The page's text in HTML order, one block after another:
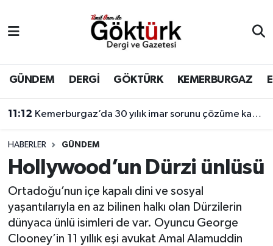
GÜNDEM DERGİ GÖKTÜRK KEMERBURGAZ
11:12 Kemerburgaz’da 30 yılık imar sorunu çözüme kavuşuyor
HABERLER GÜNDEM
Hollywood’un Dürzi ünlüsü
Ortadoğu’nun içe kapalı dini ve sosyal
yaşantılarıyla en az bilinen halkı olan Dürzilerin
dünyaca ünlü isimleri de var. Oyuncu George
Clooney’in 11 yıllık eşi avukat Amal Alamuddin
BİLİM
DERGİ
DÜNYA
EĞİTİM
EKONOMİ
GÖKTÜRK
Eyüpsultan Hava Durumu
Eyüpsultan Trafik Yoğunluk Haritası
Süper Lig Puan Durumu ve Fikstür
Tüm Manşetler
Son Dakika Haberleri
Haber Arşivi